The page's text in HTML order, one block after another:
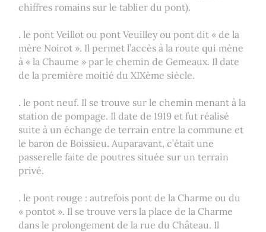
chiffres romains sur le tablier du pont).
. le pont Veillot ou pont Veuilley ou pont dit « de la
mère Noirot ». Il permet l’accès à la route qui mène
à « la Chaume » par le chemin de Gemeaux. Il date
de la première moitié du XIXème siècle.
. le pont neuf. Il se trouve sur le chemin menant à la
station de pompage. Il date de 1919 et fut réalisé
suite à un échange de terrain entre la commune et
le baron de Boissieu. Auparavant, c’était une
passerelle faite de poutres située sur un terrain
privé.
. le pont rouge : autrefois pont de la Charme ou du
« pontot ». Il se trouve vers la place de la Charme
dans le prolongement de la rue du Château. Il